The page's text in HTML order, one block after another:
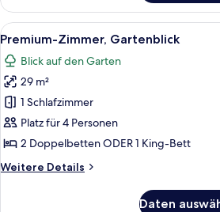
Premium
with
Partial
Sea
View
Alle
Fotos
für
Premium-
Zimmer,
Gartenblick
anzeigen
Ein
11
Premium-Zimmer, Gartenblick
Blick auf den Garten
29 m²
1 Schlafzimmer
Platz für 4 Personen
2 Doppelbetten ODER 1 King-Bett
Weitere Details
Weitere
Daten